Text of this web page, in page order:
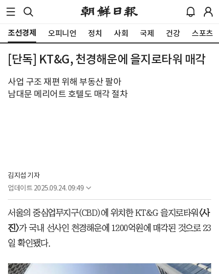
조선경제 오피니언 정치 사회 국제 건강 스포츠
[단독] KT&G, 천경해운에 을지로타워 매각
사업 구조 재편 위해 부동산 팔아
남대문 메리어트 호텔도 매각 절차
김지섭 기자
업데이트 2025.09.24. 09:49
서울의 중심업무지구(CBD)에 위치한 KT&G 을지로타워 <사
진>가 국내 선사인 천경해운에 1200억원에 매각된 것으로 23
일 확인됐다.